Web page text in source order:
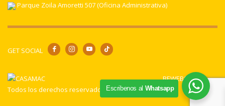
Parque Zoila Amoretti 507 (Oficina Administrativa)
GET SOCIAL
BEWEB© 2024
Todos los derechos reservados.
Escribenos al Whatsapp